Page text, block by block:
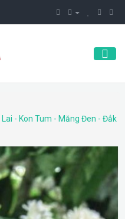
- Kon Tum - Măng Đen - Đắk